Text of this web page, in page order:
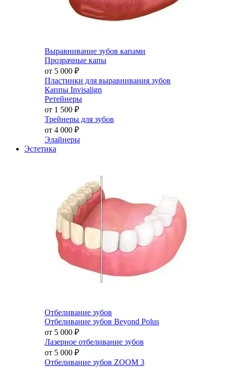
Выравнивание зубов капами
Прозрачные капы
от 5 000 ₽
Пластинки для выравнивания зубов
Каппы Invisalign
Ретейнеры
от 1 500 ₽
Трейнеры для зубов
от 4 000 ₽
Элайнеры
Эстетика
Отбеливание зубов
Отбеливание зубов Beyond Polus
от 5 000 ₽
Лазерное отбеливание зубов
от 5 000 ₽
Отбеливание зубов ZOOM 3